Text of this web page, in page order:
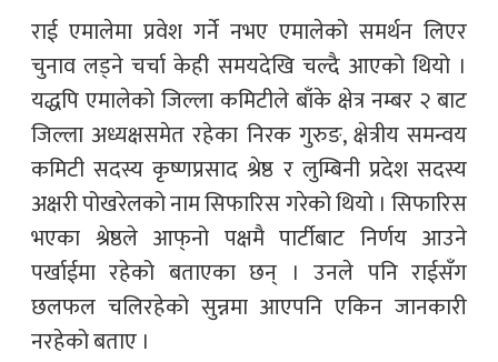
राई एमालेमा प्रवेश गर्ने नभए एमालेको समर्थन लिएर
चुनाव लड्ने चर्चा केही समयदेखि चल्दै आएको थियो ।
यद्धपि एमालेको जिल्ला कमिटीले बाँके क्षेत्र नम्बर २ बाट
जिल्ला अध्यक्षसमेत रहेका निरक गुरुङ, क्षेत्रीय समन्वय
कमिटी सदस्य कृष्णप्रसाद श्रेष्ठ र लुम्बिनी प्रदेश सदस्य
अक्षरी पोखरेलको नाम सिफारिस गरेको थियो । सिफारिस
भएका श्रेष्ठले आफ्‌नो पक्षमै पार्टीबाट निर्णय आउने
पर्खाईमा रहेको बताएका छन् । उनले पनि राईसँग
छलफल चलिरहेको सुन्नमा आएपनि एकिन जानकारी
नरहेको बताए ।